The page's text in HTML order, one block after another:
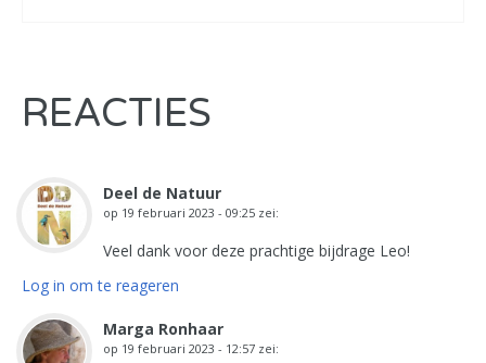
REACTIES
Deel de Natuur
op 19 februari 2023 - 09:25 zei:
Veel dank voor deze prachtige bijdrage Leo!
Log in om te reageren
Marga Ronhaar
op 19 februari 2023 - 12:57 zei: